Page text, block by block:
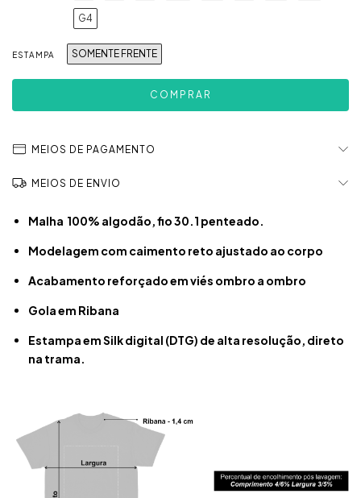
G4
ESTAMPA SOMENTE FRENTE
MEIOS DE PAGAMENTO
MEIOS DE ENVIO
Malha 100% algodão, fio 30.1 penteado.
Modelagem com caimento reto ajustado ao corpo
Acabamento reforçado em viés ombro a ombro
Gola em Ribana
Estampa em Silk digital (DTG) de alta resolução, direto
na trama.​